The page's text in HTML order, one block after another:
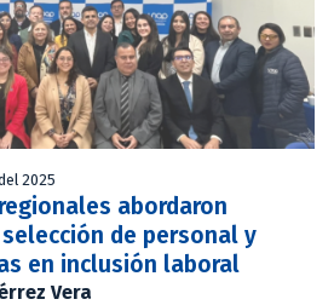
2025
abordaron
de personal y
en inclusión laboral
Vera